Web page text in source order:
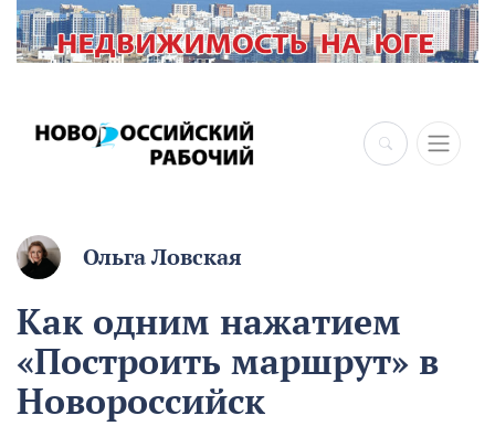
×
Ольга Ловская
Как одним нажатием
«Построить маршрут» в
Новороссийск